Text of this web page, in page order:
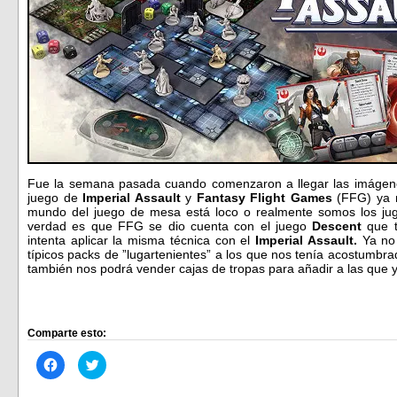
Fue la semana pasada cuando comenzaron a llegar las
juego de Imperial Assaulty Fantasy Flight Games(FFG) ya
mundo del juego de mesa está loco o realmente somos los
verdad es que FFG se dio cuenta con el juego Descent que
intenta aplicar la misma técnica con el Imperial Assault. Ya
típicos packs de ”lugartenientes” a los que nos tenía
también nos podrá vender cajas de tropas para añadir a las que
Comparte esto:
Haz
clic
Haz
clic